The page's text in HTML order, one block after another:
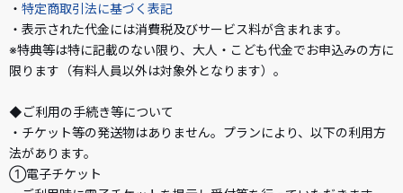
・ 特定商取引法に基づく表記
・表示された代金には消費税及びサービス料が含まれます。
※特典等は特に記載のない限り、大人・こども代金でお申込みの方に
限ります（有料人員以外は対象外となります）。
◆ご利用の手続き等について
・チケット等の発送物はありません。プランにより、以下の利用方
法があります。
①電子チケット